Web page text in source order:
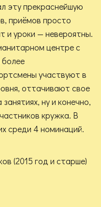
эту прекраснейшую
приёмов просто
и уроки — невероятны.
центре с
участвуют в
оттачивают свое
ну и конечно,
кружка. В
среди 4 номинаций.
(2015 год и старше)